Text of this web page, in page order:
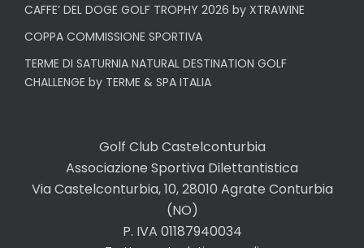
CAFFE’ DEL DOGE GOLF TROPHY 2026 by XTRAWINE
COPPA COMMISSIONE SPORTIVA
TERME DI SATURNIA NATURAL DESTINATION GOLF
CHALLENGE by TERME & SPA ITALIA
Golf Club Castelconturbia
Associazione Sportiva Dilettantistica
Via Castelconturbia, 10, 28010 Agrate Conturbia
(NO)
P. IVA 01187940034